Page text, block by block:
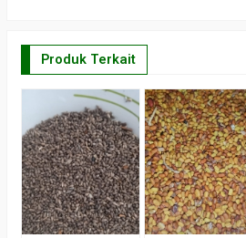
Produk Terkait